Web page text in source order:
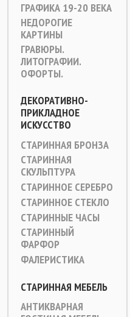
ГРАФИКА 19-20 ВЕКА
НЕДОРОГИЕ
КАРТИНЫ
ГРАВЮРЫ.
ЛИТОГРАФИИ.
ОФОРТЫ.
ДЕКОРАТИВНО-
ПРИКЛАДНОЕ
ИСКУССТВО
СТАРИННАЯ БРОНЗА
СТАРИННАЯ
СКУЛЬПТУРА
СТАРИННОЕ СЕРЕБРО
СТАРИННОЕ СТЕКЛО
СТАРИННЫЕ ЧАСЫ
СТАРИННЫЙ
ФАРФОР
ФАЛЕРИСТИКА
СТАРИННАЯ МЕБЕЛЬ
АНТИКВАРНАЯ